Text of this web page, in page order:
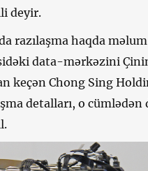
deyir.
razılaşma haqda
data-mərkəzini
keçən Chong Sing
detalları, o cümlədən